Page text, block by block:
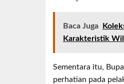
Baca Juga
Karakteristik
Sementara itu,
perhatian pada